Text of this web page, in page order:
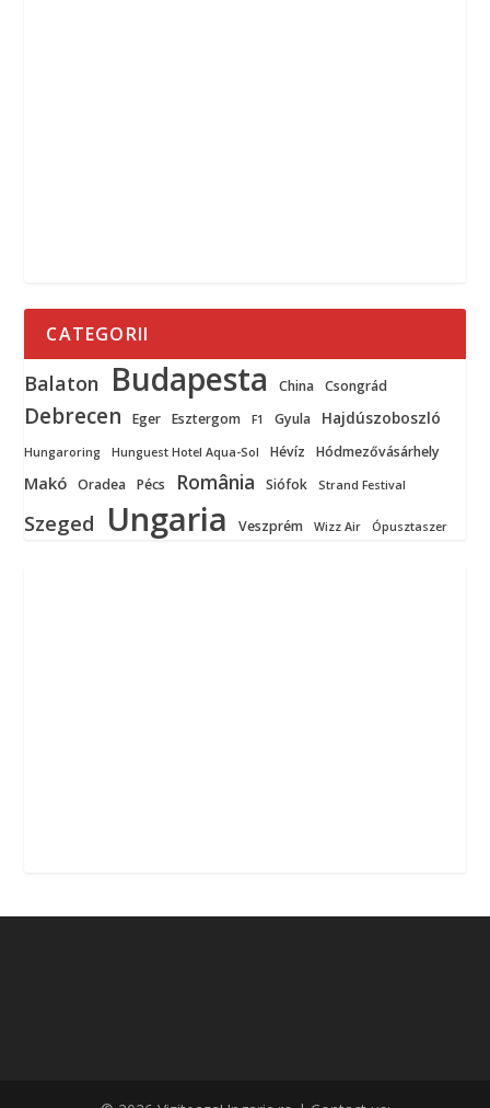
CATEGORII
Balaton Budapesta China Csongrád
Debrecen Eger Esztergom F1 Gyula Hajdúszoboszló
Hungaroring Hunguest Hotel Aqua-Sol Hévíz Hódmezővásárhely
Makó Oradea Pécs România Siófok Strand Festival
Szeged Ungaria Veszprém Wizz Air Ópusztaszer